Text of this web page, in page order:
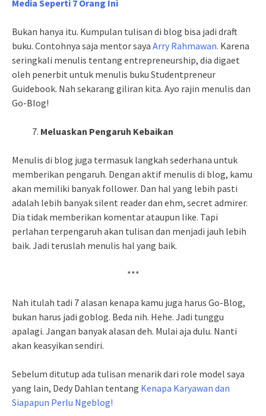
Media Seperti 7 Orang Ini
Bukan hanya itu. Kumpulan tulisan di blog bisa jadi draft
buku. Contohnya saja mentor saya Arry Rahmawan. Karena
seringkali menulis tentang entrepreneurship, dia digaet
oleh penerbit untuk menulis buku Studentpreneur
Guidebook. Nah sekarang giliran kita. Ayo rajin menulis dan
Go-Blog!
Meluaskan Pengaruh Kebaikan
Menulis di blog juga termasuk langkah sederhana untuk
memberikan pengaruh. Dengan aktif menulis di blog, kamu
akan memiliki banyak follower. Dan hal yang lebih pasti
adalah lebih banyak silent reader dan ehm, secret admirer.
Dia tidak memberikan komentar ataupun like. Tapi
perlahan terpengaruh akan tulisan dan menjadi jauh lebih
baik. Jadi teruslah menulis hal yang baik.
***
Nah itulah tadi 7 alasan kenapa kamu juga harus Go-Blog,
bukan harus jadi goblog. Beda nih. Hehe. Jadi tunggu
apalagi. Jangan banyak alasan deh. Mulai aja dulu. Nanti
akan keasyikan sendiri.
Sebelum ditutup ada tulisan menarik dari role model saya
yang lain, Dedy Dahlan tentang Kenapa Karyawan dan
Siapapun Perlu Ngeblog!